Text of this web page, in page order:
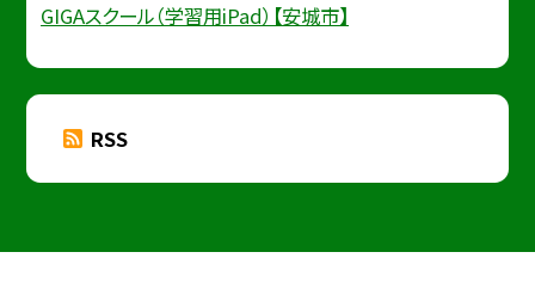
GIGAスクール（学習用iPad）【安城市】
RSS